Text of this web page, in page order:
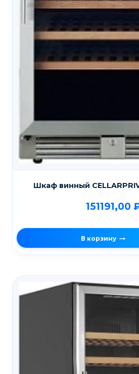
Шкаф винный
151191,00
В корзину